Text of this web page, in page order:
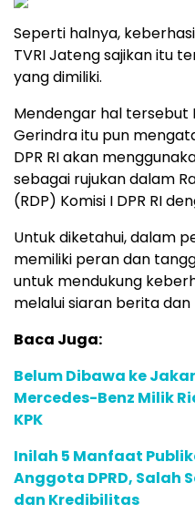
Seperti halnya,
TVRI Jateng sajikan itu
yang dimiliki.
Mendengar hal tersebut
Gerindra itu pun
DPR RI akan
sebagai rujukan dalam
(RDP) Komisi I DPR RI
Untuk diketahui, dalam
memiliki peran dan
untuk mendukung
melalui siaran berita
Baca Juga:
Belum Dibawa ke
Mercedes-Benz Milik
KPK
Inilah 5 Manfaat
Anggota DPRD,
dan Kredibilitas